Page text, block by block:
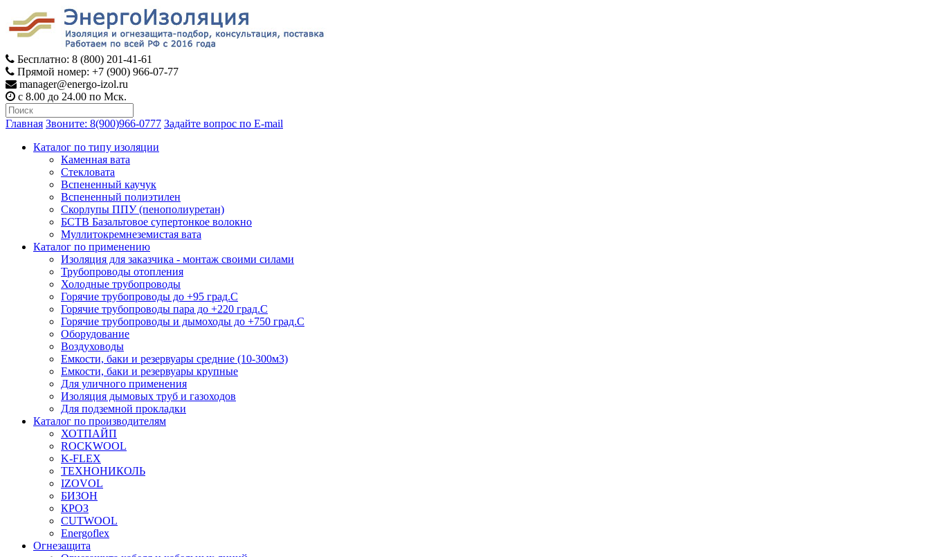
Бесплатно: 8 (800) 201-41-61
Прямой номер: +7 (900) 966-07-77
manager@energo-izol.ru
с 8.00 до 24.00 по Мск.
Главная Звоните: 8(900)966-0777 Задайте вопрос по E-mail
Каталог по типу изоляции
Каменная вата
Стекловата
Вспененный каучук
Вспененный полиэтилен
Скорлупы ППУ (пенополиуретан)
БСТВ Базальтовое супертонкое волокно
Муллитокремнеземистая вата
Каталог по применению
Изоляция для заказчика - монтаж своими силами
Трубопроводы отопления
Холодные трубопроводы
Горячие трубопроводы до +95 град.С
Горячие трубопроводы пара до +220 град.С
Горячие трубопроводы и дымоходы до +750 град.С
Оборудование
Воздуховоды
Емкости, баки и резервуары средние (10-300м3)
Емкости, баки и резервуары крупные
Для уличного применения
Изоляция дымовых труб и газоходов
Для подземной прокладки
Каталог по производителям
ХОТПАЙП
ROCKWOOL
K-FLEX
ТЕХНОНИКОЛЬ
IZOVOL
БИЗОН
КРОЗ
CUTWOOL
Energoflex
Огнезащита